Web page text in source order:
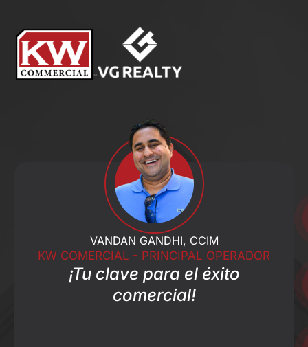
VANDAN GANDHI, CCIM
KW COMERCIAL - PRINCIPAL OPERADOR
¡Tu clave para el éxito
comercial!